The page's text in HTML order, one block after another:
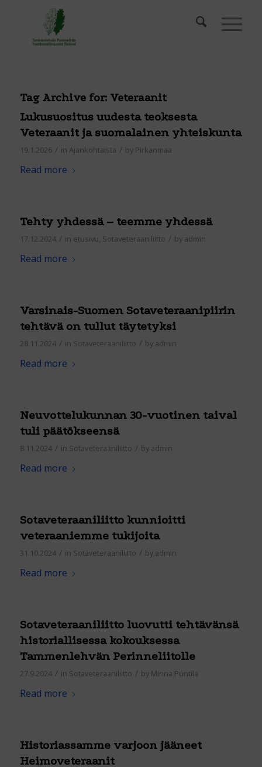
Tag Archive for: Veteraanit
Lukusuositus uudesta teoksesta
Veteraanit ja suomalainen yhteiskunta
19.1.2026 / in Ajankohtaista / by Pirkanmaa
Read more
Tehty yhdessä – teemme yhdessä
17.12.2024 / in etusivu, Sotaveteraaniliitto / by admin
Read more
Varsinais-Suomen Sotaveteraanipiirin
tehtävä on tullut täytetyksi
28.11.2024 / in Sotaveteraaniliitto / by admin
Read more
Neuvottelukunnan 30-vuotinen taival
tuli päätökseensä
8.11.2024 / in Sotaveteraaniliitto / by admin
Read more
Sotaveteraaniliitto kunnioitti
veteraaniemme tukijoita
31.10.2024 / in Sotaveteraaniliitto / by admin
Read more
Sotaveteraaniliitto luovutti tehtävänsä
historiallisessa kokouksessa
Tammenlehvän Perinneliitolle
27.9.2024 / in Sotaveteraaniliitto / by Minna Puntila
Read more
Historiassamme varjoon jääneet
Heimoveteraanit